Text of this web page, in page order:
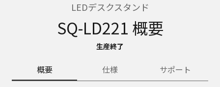
LEDデスクスタンド
SQ-LD221 概要
生産終了
概要 仕様 サポート